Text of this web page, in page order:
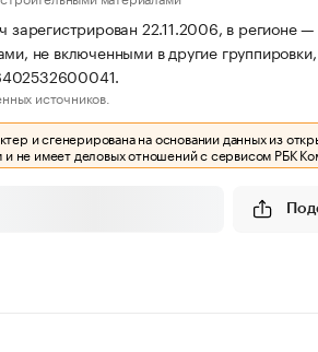
22.11.2006, в регионе
не включенными в другие
источников.
и сгенерирована на основании данных из
и не имеет деловых отношений с сервисом РБК